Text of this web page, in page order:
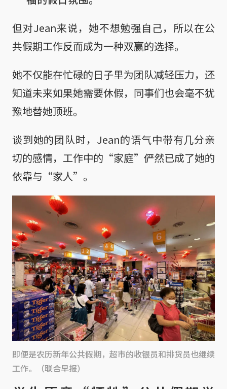
但对Jean来说，她不想勉强自己，所以在公
共假期工作反而成为一种双赢的选择。
她不仅能在忙碌的日子里为团队减轻压力，还
知道未来如果她需要休假，同事们也会毫不犹
豫地替她顶班。
谈到她的团队时，Jean的语气中带有几分亲
切的感情，工作中的“家庭”俨然已成了她的
依靠与“家人”。
即便是农历新年公共假期，超市的收银员和排货员也继续
工作。（联合早报）